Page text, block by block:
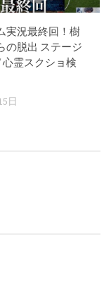
実況最終回！樹
の脱出 ステージ
心霊スクショ検
日